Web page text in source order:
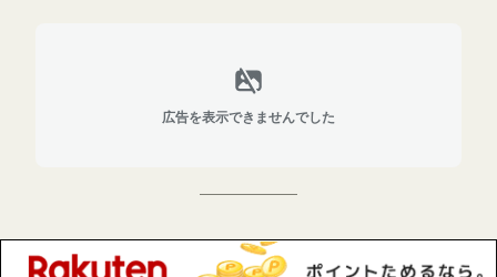
広告を表示できませんでした